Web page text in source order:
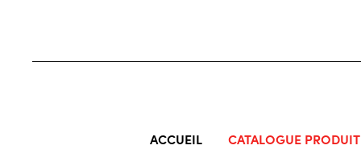
ACCUEIL CATALOGUE PRODUIT